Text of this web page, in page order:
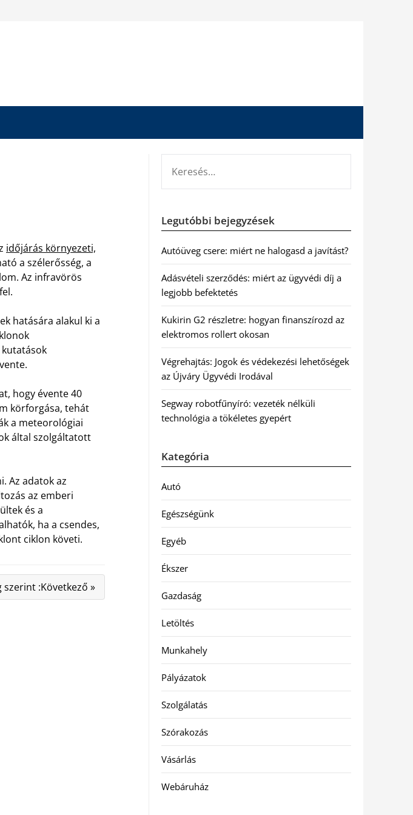
időjárás környezeti,
a szélerősség, a
Az infravörös
hatására alakul ki a
hogy évente 40
körforgása, tehát
a meteorológiai
által szolgáltatott
Az adatok az
az emberi
és a
ha a csendes,
ciklon követi.
:Következő »
Legutóbbi bejegyzések
Autóüveg csere: miért ne halogasd a javítást?
Adásvételi szerződés: miért az ügyvédi díj a
legjobb befektetés
Kukirin G2 részletre: hogyan finanszírozd az
elektromos rollert okosan
Végrehajtás: Jogok és védekezési lehetőségek
az Újváry Ügyvédi Irodával
Segway robotfűnyíró: vezeték nélküli
technológia a tökéletes gyepért
Kategória
Autó
Egészségünk
Egyéb
Ékszer
Gazdaság
Letöltés
Munkahely
Pályázatok
Szolgálatás
Szórakozás
Vásárlás
Webáruház